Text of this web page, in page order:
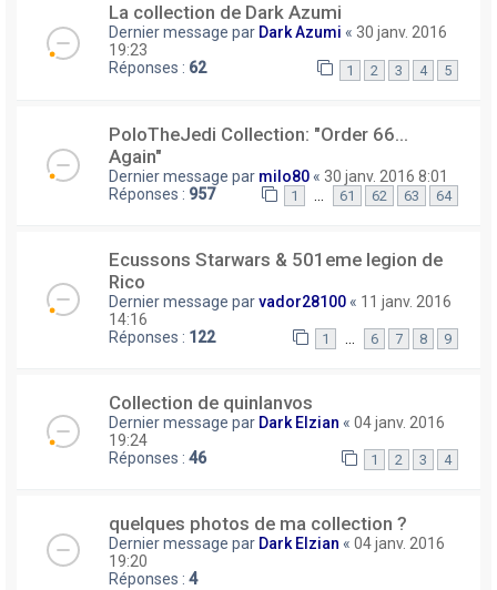
La collection de Dark Azumi
Dernier message par Dark Azumi « 30 janv. 2016
19:23
Réponses : 62 1 2 3 4 5
PoloTheJedi Collection: "Order 66...
Again"
Dernier message par milo80 « 30 janv. 2016 8:01
Réponses : 957 1 61 62 63 64
Ecussons Starwars & 501eme legion de
Rico
Dernier message parvador28100 « 11 janv. 2016
14:16
Réponses : 122 1 6 7 8 9
Collection de quinlanvos
Dernier message par Dark Elzian « 04 janv. 2016
19:24
Réponses : 46 1 2 3 4
quelques photos de ma collection ?
Dernier message par Dark Elzian « 04 janv. 2016
19:20
Réponses : 4